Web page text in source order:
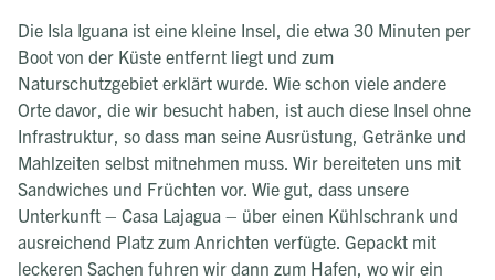
Die Isla Iguana ist eine kleine Insel, die etwa 30 Minuten per
Boot von der Küste entfernt liegt und zum
Naturschutzgebiet erklärt wurde. Wie schon viele andere
Orte davor, die wir besucht haben, ist auch diese Insel ohne
Infrastruktur, so dass man seine Ausrüstung, Getränke und
Mahlzeiten selbst mitnehmen muss. Wir bereiteten uns mit
Sandwiches und Früchten vor. Wie gut, dass unsere
Unterkunft – Casa Lajagua – über einen Kühlschrank und
ausreichend Platz zum Anrichten verfügte. Gepackt mit
leckeren Sachen fuhren wir dann zum Hafen, wo wir ein